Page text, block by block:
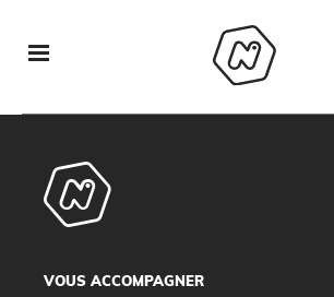
VOUS ACCOMPAGNER